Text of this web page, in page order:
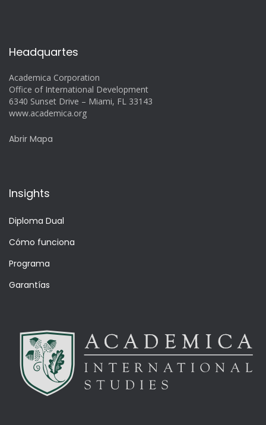
Headquartes
Academica Corporation
Office of International Development
6340 Sunset Drive – Miami, FL 33143
www.academica.org
Abrir Mapa
Insights
Diploma Dual
Cómo funciona
Programa
Garantías